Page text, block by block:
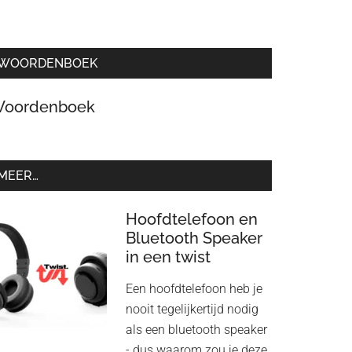
Hoofdtelefoon en
Bluetooth Speaker
in een twist
Een hoofdtelefoon heb je
nooit tegelijkertijd nodig
als een bluetooth speaker